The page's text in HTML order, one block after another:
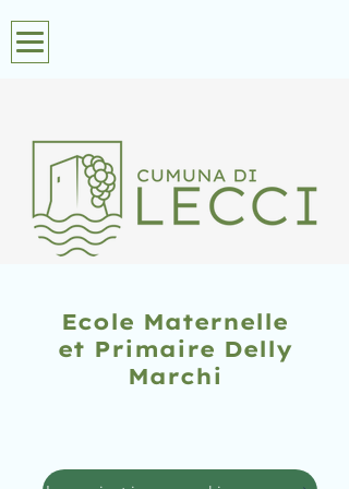
Ecole Maternelle
et Primaire Delly
Marchi